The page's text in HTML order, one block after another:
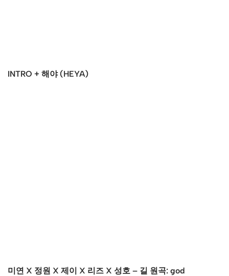
INTRO + 해야 (HEYA)
미연 X 정원 X 제이 X 리즈 X 성호 – 길 원곡: god